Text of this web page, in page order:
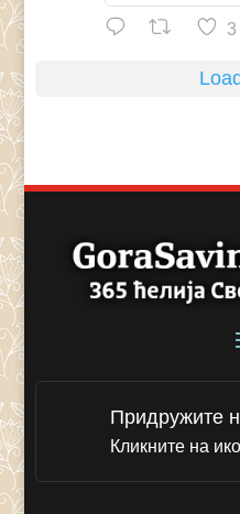
3
Придружите
Кликните на